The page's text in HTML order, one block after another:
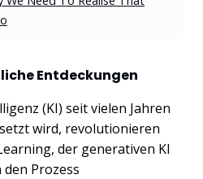
Entdeckungen
(KI) seit vielen Jahren
wird, revolutionieren
der generativen KI
Prozess